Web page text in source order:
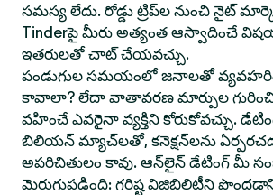
సమస్య లేదు. రోడ్డు ట్రిప్‌ల నుంచి నైట్
Tinderపై మీరు అత్యంత ఆస్వాదించే
ఇతరులతో చాట్ చేయవచ్చు.
పండుగుల సమయంలో జనాలతో
కావాలా? లేదా వాతావరణ మార్పుల గురించి
వహించే ఎవరైనా వ్యక్తిని కోరుకోవచ్చు.
బిలియన్ మ్యాచ్‌లతో, కనెక్షన్‌లను
అపరిచితులం కావు. ఆన్‌లైన్ డేటింగ్ మీ
మెరుగుపడింది: గరిష్ట విజిబిలిటీని